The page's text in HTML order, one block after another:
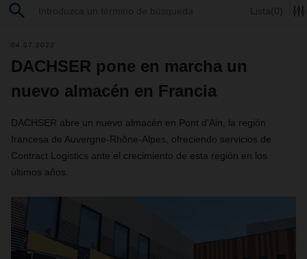
Lista (0)
04.07.2022
DACHSER pone en marcha un
nuevo almacén en Francia
DACHSER abre un nuevo almacén en Pont d'Ain, la región
francesa de Auvergne-Rhône-Alpes, ofreciendo servicios de
Contract Logistics ante el crecimiento de esta región en los
últimos años.